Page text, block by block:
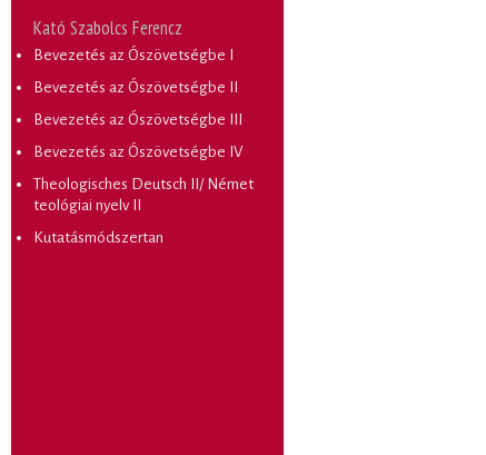
Kató Szabolcs Ferencz
Bevezetés az Ószövetségbe I
Bevezetés az Ószövetségbe II
Bevezetés az Ószövetségbe III
Bevezetés az Ószövetségbe IV
Theologisches Deutsch II/ Német
teológiai nyelv II
Kutatásmódszertan